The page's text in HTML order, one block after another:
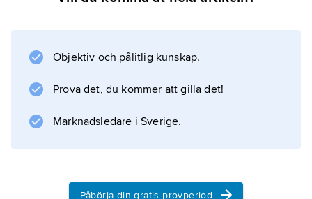
Hesiodos
Zeus
och
(’Laglydnad’),
Objektiv och pålitlig kunskap.
Prova det, du kommer att gilla det!
Marknadsledare i Sverige.
Påbörja din gratis provperiod